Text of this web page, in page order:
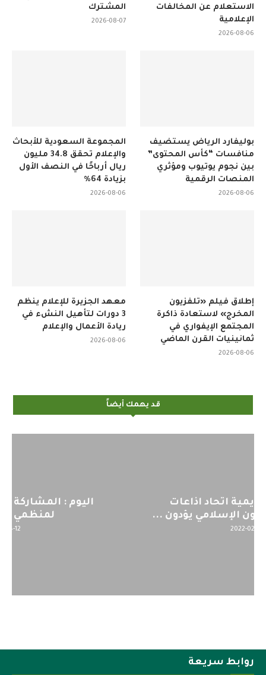
المشترك
2026-08-07
الاستعلام عن المخالفات
الإعلامية
2026-08-06
المجموعة السعودية للأبحاث
والإعلام تحقق 34.8 مليون
ريال أرباحًا في النصف الأول
بزيادة 64%
2026-08-06
بوليفارد الرياض يستضيف
منافسات “كأس المحتوى”
بين نجوم يوتيوب ومؤثري
المنصات الرقمية
2026-08-06
معهد الجزيرة للإعلام ينظم
3 دورات لتأهيل النشء في
ريادة الأعمال والإعلام
2026-08-06
إطلاق فيلم «تلفزيون
المخرج» لاستعادة ذاكرة
المجتمع الإيفواري في
ثمانينيات القرن الماضي
2026-08-06
قد يهمك أيضاً
اليوم : المشاركة بالاجتماع التحضيري
لمنظمي قمة اسيا...
روابط سريعة